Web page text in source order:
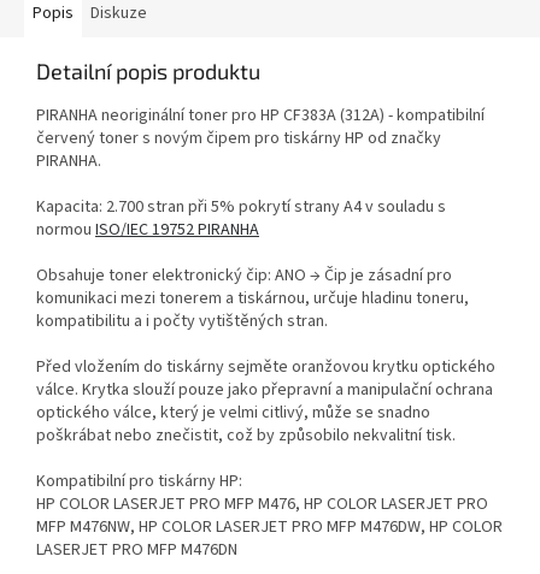
Popis Diskuze
Detailní popis produktu
PIRANHA neoriginální toner pro HP CF383A (312A) - kompatibilní
červený toner s novým čipem pro tiskárny HP od značky
PIRANHA.
Kapacita: 2.700 stran při 5% pokrytí strany A4 v souladu s
normou ISO/IEC 19752 PIRANHA
Obsahuje toner elektronický čip: ANO → Čip je zásadní pro
komunikaci mezi tonerem a tiskárnou, určuje hladinu toneru,
kompatibilitu a i počty vytištěných stran.
Před vložením do tiskárny sejměte oranžovou krytku optického
válce. Krytka slouží pouze jako přepravní a manipulační ochrana
optického válce, který je velmi citlivý, může se snadno
poškrábat nebo znečistit, což by způsobilo nekvalitní tisk.
Kompatibilní pro tiskárny HP:
HP COLOR LASERJET PRO MFP M476, HP COLOR LASERJET PRO
MFP M476NW, HP COLOR LASERJET PRO MFP M476DW, HP COLOR
LASERJET PRO MFP M476DN